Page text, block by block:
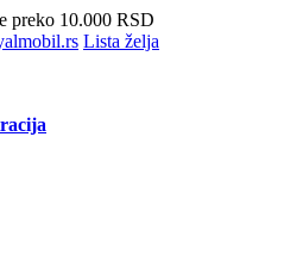
preko 10.000 RSD
Lista želja